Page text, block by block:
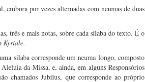
embora por vezes alternadas com neumas de duas
três e mais notas, sobre cada sílaba do texto. É o
Kyriale.
sílaba corresponde um neuma longo, composto
da Missa, e, ainda, em alguns Responsórios
chamados Jubilus, que corresponde ao próprio